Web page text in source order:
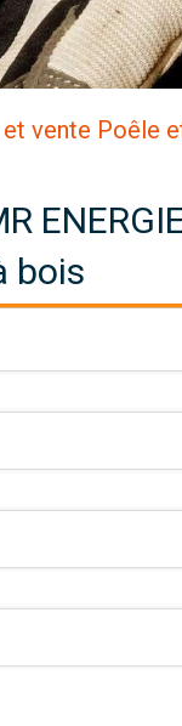
vente Poêle
bois